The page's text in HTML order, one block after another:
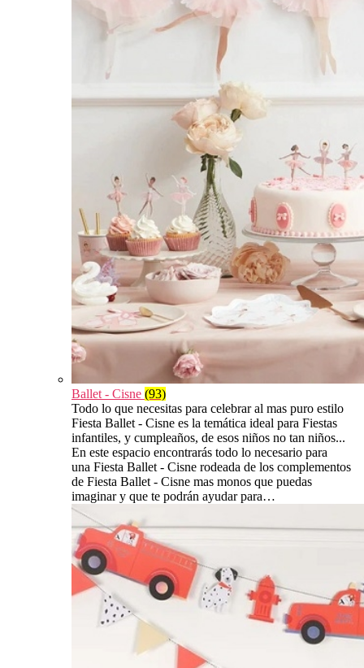
Ballet - Cisne (93)
Todo lo que necesitas para celebrar al mas puro estilo
Fiesta Ballet - Cisne es la temática ideal para Fiestas
infantiles, y cumpleaños, de esos niños no tan niños...
En este espacio encontrarás todo lo necesario para
una Fiesta Ballet - Cisne rodeada de los complementos
de Fiesta Ballet - Cisne mas monos que puedas
imaginar y que te podrán ayudar para…